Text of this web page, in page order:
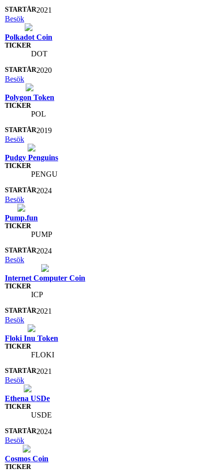
2021
Besök
Polkadot Coin
DOT
2020
Besök
Polygon Token
POL
2019
Besök
Pudgy Penguins
PENGU
2024
Besök
Pump.fun
PUMP
2024
Besök
Internet Computer Coin
ICP
2021
Besök
Floki Inu Token
FLOKI
2021
Besök
Ethena USDe
USDE
2024
Besök
Cosmos Coin